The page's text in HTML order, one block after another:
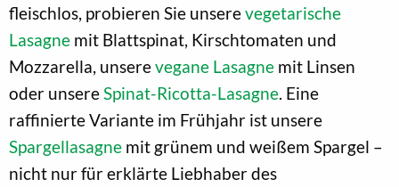
fleischlos, probieren Sie unserevegetarische
Lasagne mit Blattspinat, Kirschtomaten und
Mozzarella, unserevegane Lasagne mit Linsen
oder unsereSpinat-Ricotta-Lasagne. Eine
raffinierte Variante im Frühjahr ist unsere
Spargellasagne mit grünem und weißem Spargel –
nicht nur für erklärte Liebhaber des